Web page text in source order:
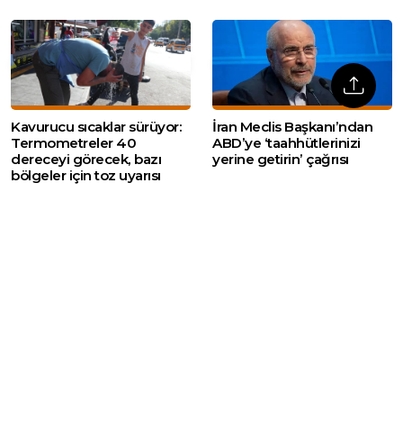
Kavurucu sıcaklar sürüyor:
Termometreler 40
dereceyi görecek, bazı
bölgeler için toz uyarısı
İran Meclis Başkanı’ndan
ABD’ye ‘taahhütlerinizi
yerine getirin’ çağrısı